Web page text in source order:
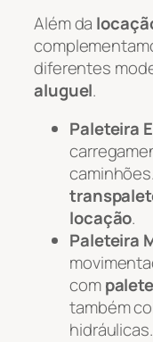
Além da
diferentes
aluguel.
Paleteira
locação.
Paleteira
com
também
hidráulicas.